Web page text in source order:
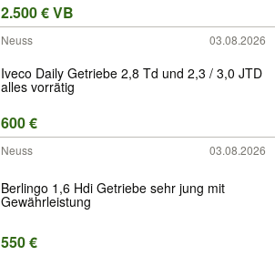
2.500 € VB
Neuss 03.08.2026
Iveco Daily Getriebe 2,8 Td und 2,3 / 3,0 JTD
alles vorrätig
600 €
Neuss 03.08.2026
Berlingo 1,6 Hdi Getriebe sehr jung mit
Gewährleistung
550 €